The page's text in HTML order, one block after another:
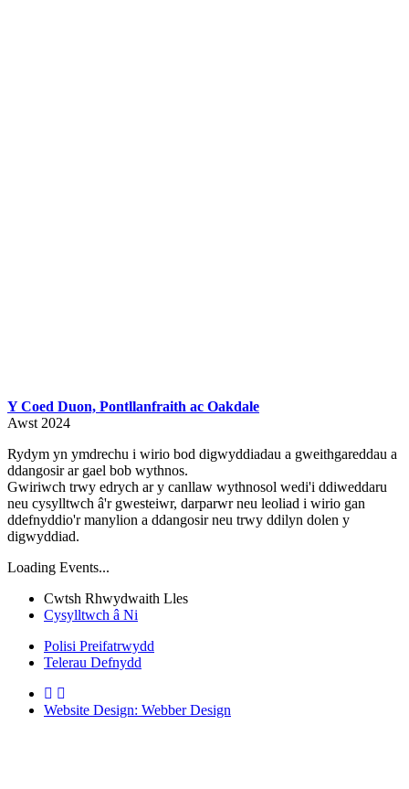
Y Coed Duon, Pontllanfraith ac Oakdale
Awst 2024
Rydym yn ymdrechu i wirio bod digwyddiadau a gweithgareddau a
ddangosir ar gael bob wythnos.
Gwiriwch trwy edrych ar y canllaw wythnosol wedi'i ddiweddaru
neu cysylltwch â'r gwesteiwr, darparwr neu leoliad i wirio gan
ddefnyddio'r manylion a ddangosir neu trwy ddilyn dolen y
digwyddiad.
Loading Events...
Cwtsh Rhwydwaith Lles
Cysylltwch â Ni
Polisi Preifatrwydd
Telerau Defnydd
Website Design: Webber Design